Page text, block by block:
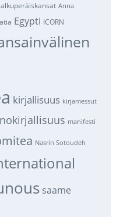
alkuperäiskansat Anna
Egypti ICORN
kirjallisuus kirjamessut
manifesti
Nasrin Sotoudeh
saame